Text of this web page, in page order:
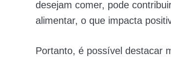
desejam comer, pode
alimentar, o que impacta
Portanto, é possível destacar